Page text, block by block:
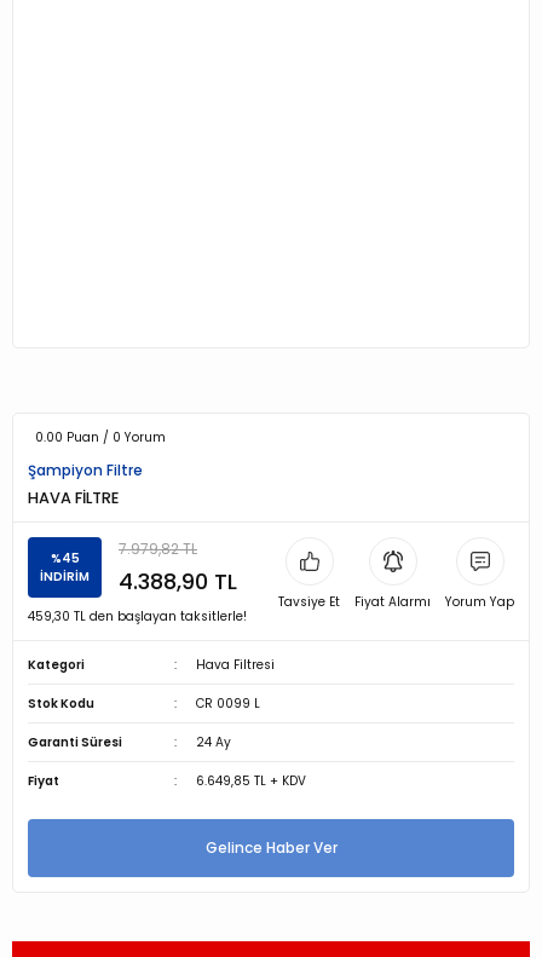
0.00 Puan / 0 Yorum
Şampiyon Filtre
HAVA FİLTRE
%45
İNDİRİM
7.979,82 TL
4.388,90 TL
459,30 TL den başlayan taksitlerle!
Tavsiye Et Fiyat Alarmı Yorum Yap
Kategori Hava Filtresi
Stok Kodu CR 0099 L
Garanti Süresi 24 Ay
Fiyat 6.649,85 TL + KDV
Gelince Haber Ver